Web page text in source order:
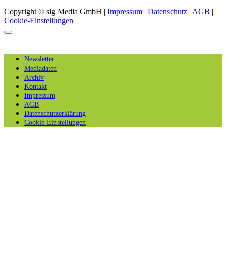
Copyright © sig Media GmbH | Impressum | Datenschutz | AGB |
Cookie-Einstellungen
Newsletter
Mediadaten
Archiv
Kontakt
Impressum
AGB
Datenschutzerklärung
Cookie-Einstellungen